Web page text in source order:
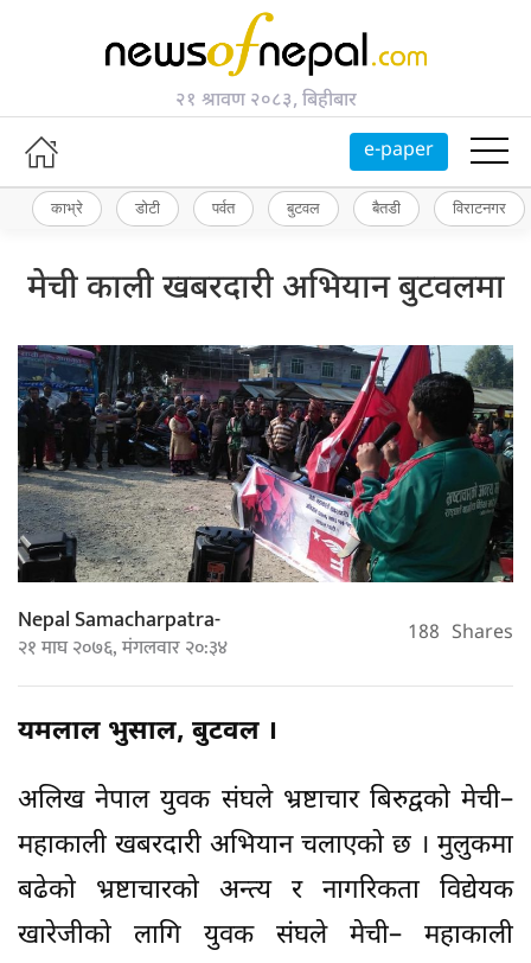
२१ श्रावण २०८३, बिहीबार
e-paper
काभ्रे डोटी पर्वत बुटवल बैतडी विराटनगर
मेची काली खबरदारी अभियान बुटवलमा
Nepal Samacharpatra-
२१ माघ २०७६, मंगलवार २०:३४ 188 Shares
यमलाल भुसाल, बुटवल ।
अलिख नेपाल युवक संघले भ्रष्टाचार बिरुद्वको मेची–
महाकाली खबरदारी अभियान चलाएको छ । मुलुकमा
बढेको भ्रष्टाचारको अन्त्य र नागरिकता विद्येयक
खारेजीको लागि युवक संघले मेची– महाकाली